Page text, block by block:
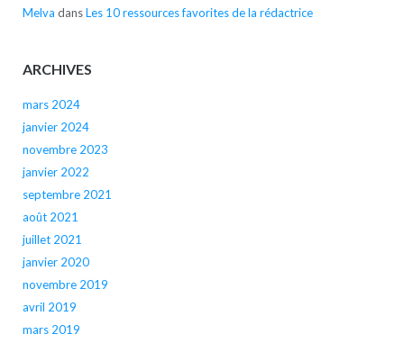
Melva dansLes 10 ressources favorites de la rédactrice
ARCHIVES
mars 2024
janvier 2024
novembre 2023
janvier 2022
septembre 2021
août 2021
juillet 2021
janvier 2020
novembre 2019
avril 2019
mars 2019